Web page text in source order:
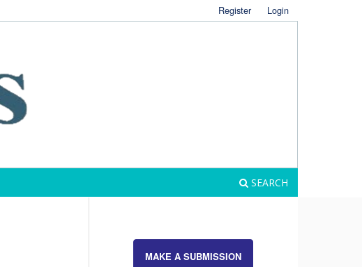
SEARCH
Register Login
MAKE A SUBMISSION